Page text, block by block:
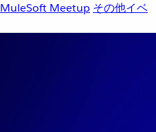
MuleSoft Meetup その他イベ